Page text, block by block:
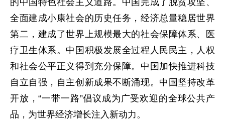
全面建成小康社会的历史任务，经济总量稳居世界
第二，建成了世界上规模最大的社会保障体系、医
疗卫生体系。中国积极发展全过程人民民主，人权
和社会公平正义得到充分保障。中国加快推进科技
自立自强，自主创新成果不断涌现。中国坚持改革
开放，“一带一路”倡议成为广受欢迎的全球公共产
品，为世界经济增长注入新动力。